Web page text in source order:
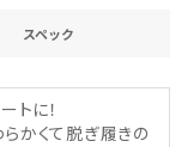
スペック
トに！
かくて脱ぎ履きの